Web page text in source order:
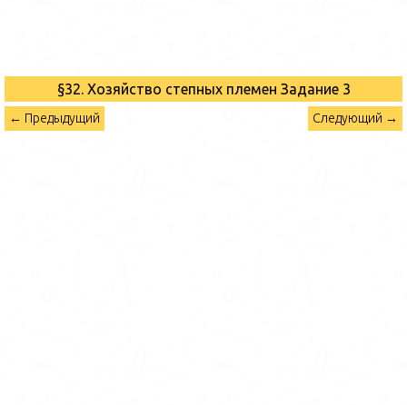
§32. Хозяйство степных племен Задание 3
← Предыдущий Следующий →